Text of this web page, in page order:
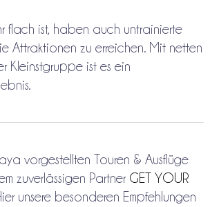
flach ist, haben auch untrainierte
Attraktionen zu erreichen. Mit netten
Kleinstgruppe ist es ein
vorgestellten Touren & Ausflüge
zuverlässigen Partner GET YOUR
unsere besonderen Empfehlungen